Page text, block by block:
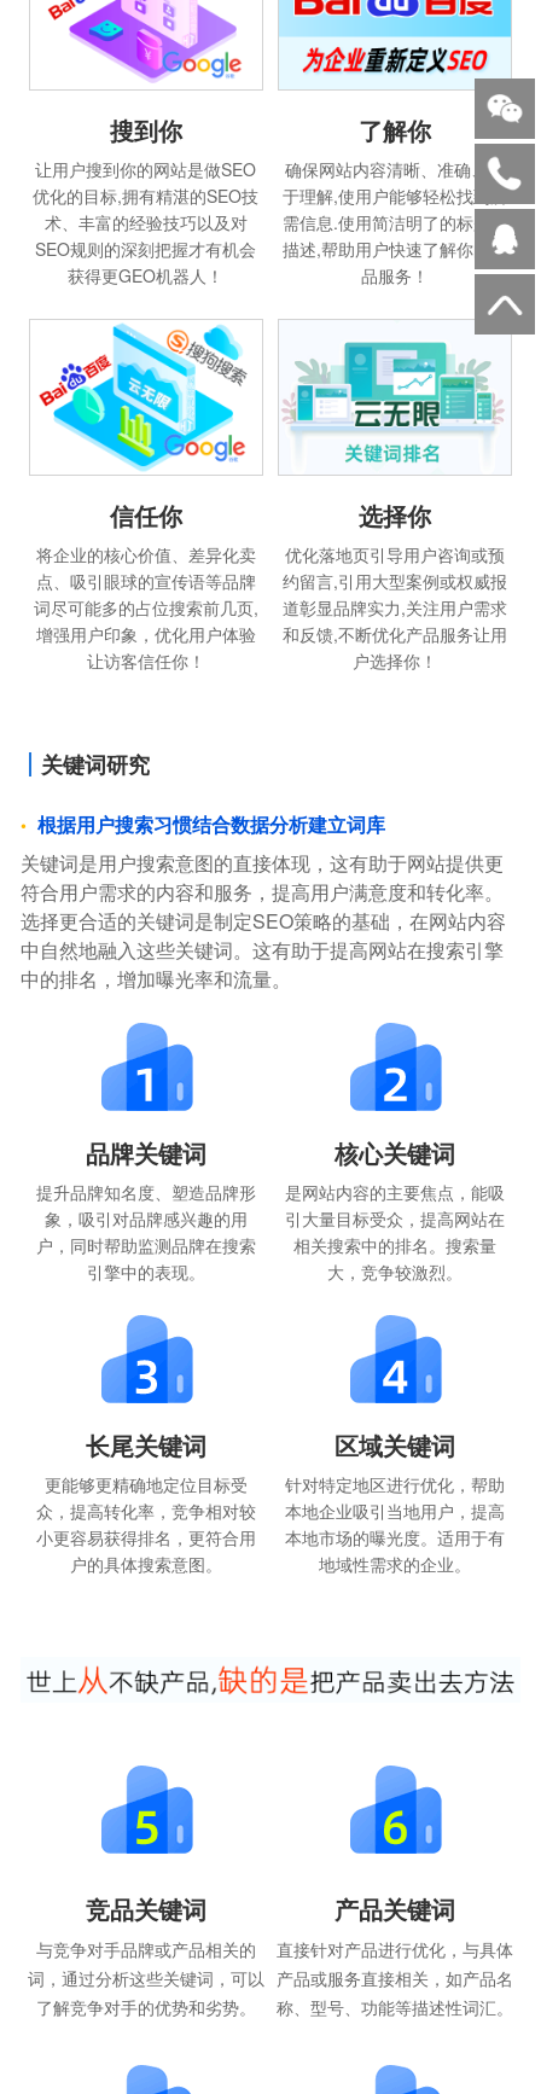
搜到你
让用户搜到你的网站是做SEO
优化的目标,拥有精湛的SEO技
术、丰富的经验技巧以及对
SEO规则的深刻把握才有机会
获得更GEO机器人！
了解你
确保网站内容清晰、准确、易
于理解,使用户能够轻松找到所
需信息.使用简洁明了的标题和
描述,帮助用户快速了解你的产
品服务！
信任你
将企业的核心价值、差异化卖
点、吸引眼球的宣传语等品牌
词尽可能多的占位搜索前几页,
增强用户印象，优化用户体验
让访客信任你！
选择你
优化落地页引导用户咨询或预
约留言,引用大型案例或权威报
道彰显品牌实力,关注用户需求
和反馈,不断优化产品服务让用
户选择你！
关键词研究
根据用户搜索习惯结合数据分析建立词库
关键词是用户搜索意图的直接体现，这有助于网站提供更
符合用户需求的内容和服务，提高用户满意度和转化率。
选择更合适的关键词是制定SEO策略的基础，在网站内容
中自然地融入这些关键词。这有助于提高网站在搜索引擎
中的排名，增加曝光率和流量。
品牌关键词
提升品牌知名度、塑造品牌形
象，吸引对品牌感兴趣的用
户，同时帮助监测品牌在搜索
引擎中的表现。
核心关键词
是网站内容的主要焦点，能吸
引大量目标受众，提高网站在
相关搜索中的排名。搜索量
大，竞争较激烈。
长尾关键词
更能够更精确地定位目标受
众，提高转化率，竞争相对较
小更容易获得排名，更符合用
户的具体搜索意图。
区域关键词
针对特定地区进行优化，帮助
本地企业吸引当地用户，提高
本地市场的曝光度。适用于有
地域性需求的企业。
竞品关键词
与竞争对手品牌或产品相关的
词，通过分析这些关键词，可以
了解竞争对手的优势和劣势。
产品关键词
直接针对产品进行优化，与具体
产品或服务直接相关，如产品名
称、型号、功能等描述性词汇。